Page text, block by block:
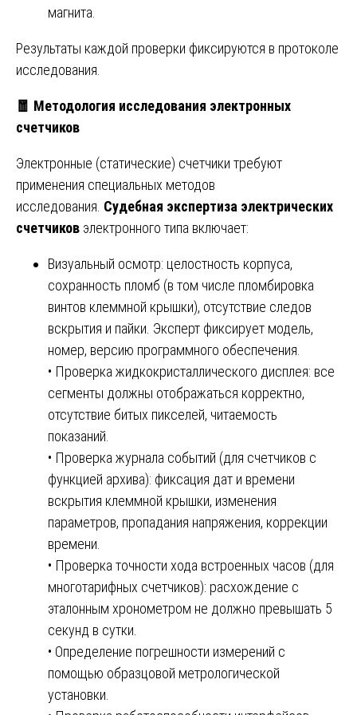
магнита.
Результаты каждой проверки фиксируются в протоколе
исследования.
🧧 Методология исследования электронных
счетчиков
Электронные (статические) счетчики требуют
применения специальных методов
исследования. Судебная экспертиза электрических
счетчиков электронного типа включает:
Визуальный осмотр: целостность корпуса,
сохранность пломб (в том числе пломбировка
винтов клеммной крышки), отсутствие следов
вскрытия и пайки. Эксперт фиксирует модель,
номер, версию программного обеспечения.
• Проверка жидкокристаллического дисплея: все
сегменты должны отображаться корректно,
отсутствие битых пикселей, читаемость
показаний.
• Проверка журнала событий (для счетчиков с
функцией архива): фиксация дат и времени
вскрытия клеммной крышки, изменения
параметров, пропадания напряжения, коррекции
времени.
• Проверка точности хода встроенных часов (для
многотарифных счетчиков): расхождение с
эталонным хронометром не должно превышать 5
секунд в сутки.
• Определение погрешности измерений с
помощью образцовой метрологической
установки.